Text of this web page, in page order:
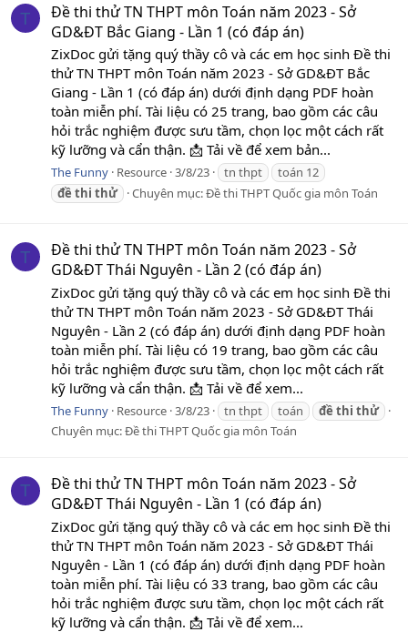
T
Đề thi thử TN THPT môn Toán năm 2023 - Sở
GD&ĐT Bắc Giang - Lần 1 (có đáp án)
ZixDoc gửi tặng quý thầy cô và các em học sinh Đề thi
thử TN THPT môn Toán năm 2023 - Sở GD&ĐT Bắc
Giang - Lần 1 (có đáp án) dưới định dạng PDF hoàn
toàn miễn phí. Tài liệu có 25 trang, bao gồm các câu
hỏi trắc nghiệm được sưu tầm, chọn lọc một cách rất
kỹ lưỡng và cẩn thận. 📩 Tải về để xem bản...
The Funny Resource 3/8/23 tn thpt
toán 12
đề thi thử Chuyên mục:Đề thi THPT Quốc gia môn Toán
T
Đề thi thử TN THPT môn Toán năm 2023 - Sở
GD&ĐT Thái Nguyên - Lần 2 (có đáp án)
ZixDoc gửi tặng quý thầy cô và các em học sinh Đề thi
thử TN THPT môn Toán năm 2023 - Sở GD&ĐT Thái
Nguyên - Lần 2 (có đáp án) dưới định dạng PDF hoàn
toàn miễn phí. Tài liệu có 19 trang, bao gồm các câu
hỏi trắc nghiệm được sưu tầm, chọn lọc một cách rất
kỹ lưỡng và cẩn thận. 📩 Tải về để xem...
The Funny Resource 3/8/23 tn thpt toán đề thi thử
Chuyên mục:Đề thi THPT Quốc gia môn Toán
T
Đề thi thử TN THPT môn Toán năm 2023 - Sở
GD&ĐT Thái Nguyên - Lần 1 (có đáp án)
ZixDoc gửi tặng quý thầy cô và các em học sinh Đề thi
thử TN THPT môn Toán năm 2023 - Sở GD&ĐT Thái
Nguyên - Lần 1 (có đáp án) dưới định dạng PDF hoàn
toàn miễn phí. Tài liệu có 33 trang, bao gồm các câu
hỏi trắc nghiệm được sưu tầm, chọn lọc một cách rất
kỹ lưỡng và cẩn thận. 📩 Tải về để xem...